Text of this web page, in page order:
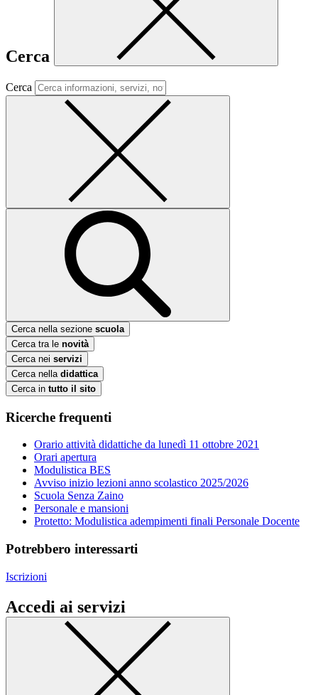
Cerca
Cerca
Cerca nella sezione scuola
Cerca tra le novità
Cerca nei servizi
Cerca nella didattica
Cerca in tutto il sito
Ricerche frequenti
Orario attività didattiche da lunedì 11 ottobre 2021
Orari apertura
Modulistica BES
Avviso inizio lezioni anno scolastico 2025/2026
Scuola Senza Zaino
Personale e mansioni
Protetto: Modulistica adempimenti finali Personale Docente
Potrebbero interessarti
Iscrizioni
Accedi ai servizi